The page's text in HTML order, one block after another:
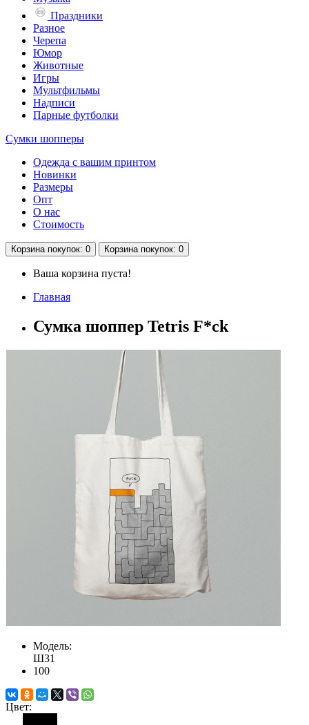
Праздники
Разное
Черепа
Юмор
Животные
Игры
Мультфильмы
Надписи
Парные футболки
Сумки шопперы
Одежда с вашим принтом
Новинки
Размеры
Опт
О нас
Стоимость
Корзинапокупок: 0 Корзинапокупок: 0
Ваша корзина пуста!
Главная
Сумка шоппер Tetris F*ck
Модель:
Ш31
100
Цвет: